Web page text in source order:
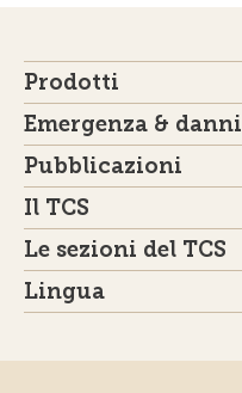
Prodotti
Emergenza & danni
Pubblicazioni
Il TCS
Le sezioni del TCS
Lingua